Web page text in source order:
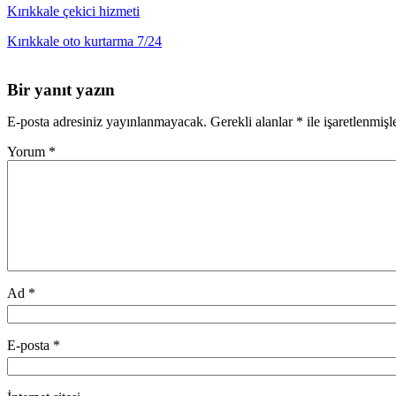
Kırıkkale çekici hizmeti
Kırıkkale oto kurtarma 7/24
Bir yanıt yazın
E-posta adresiniz yayınlanmayacak. Gerekli alanlar * ile
Yorum *
Ad *
E-posta *